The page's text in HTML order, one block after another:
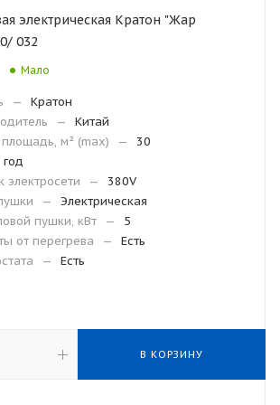
электрическая Кратон "Жар
032
Мало
—
Кратон
—
Китай
м² (max)
—
30
год
—
380V
—
Электрическая
пушки, кВт
—
5
от перегрева
—
Есть
— Есть
В КОРЗИНУ